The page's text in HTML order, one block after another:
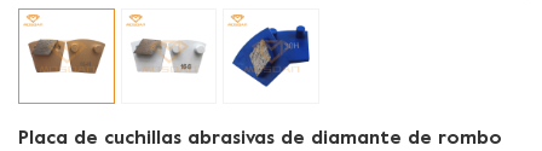
Placa de cuchillas abrasivas de diamante de rombo